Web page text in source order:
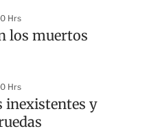
Hrs
los muertos
Hrs
inexistentes y